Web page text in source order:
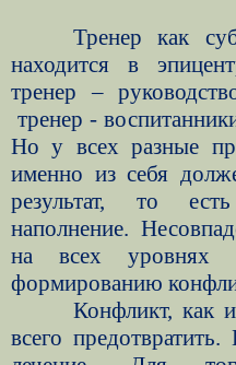
Тренер как
находится в
тренер –
тренер -
Но у всех разные
именно из себя
результат, то
наполнение.
на всех уровнях
формированию
Конфликт, как
всего